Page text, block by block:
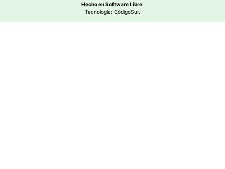
Hecho en Software Libre.
Tecnología: CódigoSur.